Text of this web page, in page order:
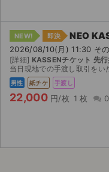
NEW! 即決 NEO
2026/08/10(月) 11:30 そ
[詳細] KASSENチケット 先
当日現地での手渡し取引をい
男性 紙チケ 手渡し
22,000 円/枚 1 枚